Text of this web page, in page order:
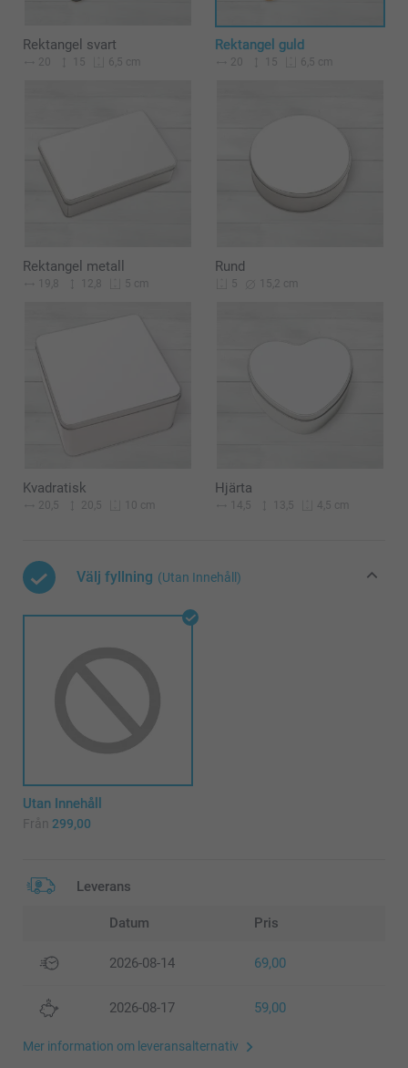
Rektangel svart
20 15 6,5 cm
Rektangel guld
20 15 6,5 cm
Rektangel metall
19,8 12,8 5 cm
Rund
5 15,2 cm
Kvadratisk
20,5 20,5 10 cm
Hjärta
14,5 13,5 4,5 cm
Välj fyllning (Utan Innehåll)
Utan Innehåll
Från 299,00
Leverans
Datum Pris
2026-08-14 69,00
2026-08-17 59,00
Mer information om leveransalternativ